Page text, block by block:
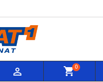
 0
×
×
×
soovinimekirja